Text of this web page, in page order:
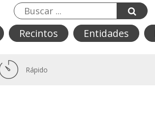
Recintos Entidades
Rápido